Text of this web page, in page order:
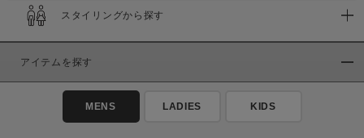
価格
通常商品 予約商品
スタイリングから探す
アイテムを探す
MENS LADIES KIDS